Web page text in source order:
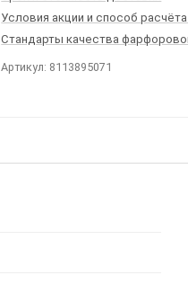
Условия акции и способ
Стандарты качества
Артикул: 8113895071